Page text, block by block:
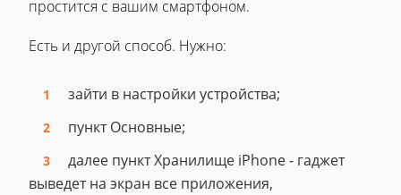
простится с вашим смартфоном.
Есть и другой способ. Нужно:
зайти в настройки устройства;
пункт Основные;
далее пункт Хранилище iPhone - гаджет
выведет на экран все приложения,